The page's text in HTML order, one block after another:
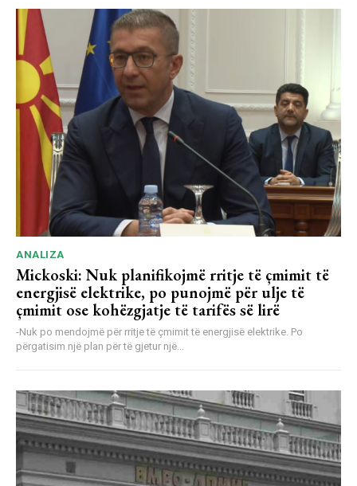
ANALIZA
Mickoski: Nuk planifikojmë rritje të çmimit të
energjisë elektrike, po punojmë për ulje të
çmimit ose kohëzgjatje të tarifës së lirë
-Nuk po mendojmë për rritje të çmimit të energjisë elektrike. Po
përgatisim një plan për të gjetur një...